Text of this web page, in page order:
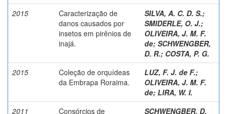
2015
Caracterização de
danos causados por
insetos em pirênios de
inajá.
SILVA, A. C. D. S.;
SMIDERLE, O. J.;
OLIVEIRA, J. M. F.
de; SCHWENGBER,
D. R.; COSTA, P. G.
2015
Coleção de orquídeas
da Embrapa Roraima.
LUZ, F. J. de F.;
OLIVEIRA, J. M. F.
de; LIRA, W. I.
2011
Consórcios de
SCHWENGBER, D.